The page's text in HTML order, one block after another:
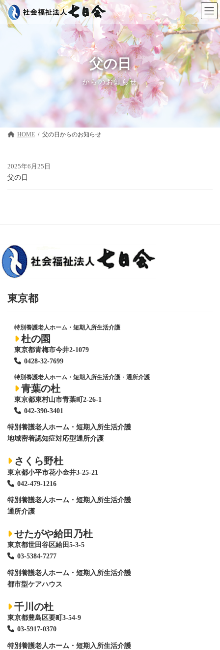
コ
ン
ナ
ビ
父の日
からのお知らせ
HOME 父の日
2025年6月25日
父の日
東京都
特別養護老人ホーム・短期入所生活介護
杜の園
東京都青梅市今井2-1079
0428-32-7699
特別養護老人ホーム・短期入所生活介護 ・ 通所介護
青葉の杜
東京都東村山市青葉町2-26-1
042-390-3401
特別養護老人ホーム ・短期入所生活介護
地域密着認知症対応型通所介護
さくら野杜
東京都小平市花小金井3-25-21
042-479-1216
特別養護老人ホーム ・短期入所生活介護
通所介護
せたがや給田乃杜
東京都世田谷区給田5-3-5
03-5384-7277
特別養護老人ホーム ・短期入所生活介護
都市型ケアハウス
千川の杜
東京都豊島区要町3-54-9
03-5917-0370
特別養護老人ホーム ・短期入所生活介護